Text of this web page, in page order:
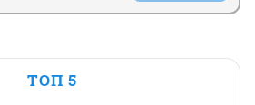
ТОП 5